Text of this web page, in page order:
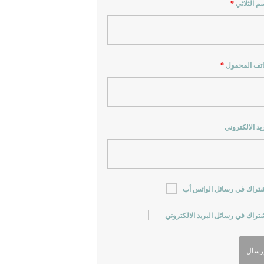
الثلاثي *
المحمول *
الالكتروني
في رسائل الواتس أب
في رسائل البريد الالكتروني